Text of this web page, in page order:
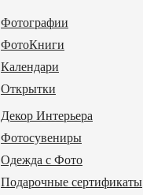
Фотографии
ФотоКниги
Календари
Открытки
Декор Интерьера
Фотосувениры
Одежда с Фото
Подарочные сертификаты